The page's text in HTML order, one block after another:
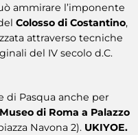
ammirare l’imponente
Colosso di Costantino,
attraverso tecniche
del IV secolo d.C.
di Pasqua anche per
Museo di Roma a Palazzo
Navona 2). UKIYOE.